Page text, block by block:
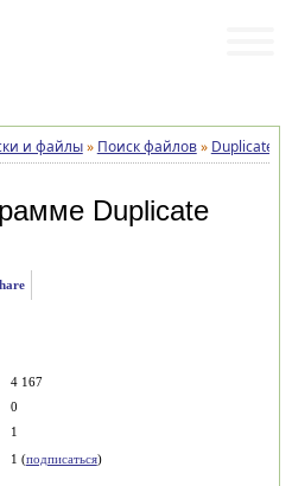
и файлы» Поиск файлов» Duplicate
Duplicate
4 167
0
1
1 (подписаться)